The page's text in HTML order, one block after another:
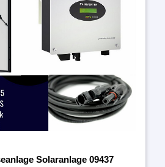
Solaranlage 09437